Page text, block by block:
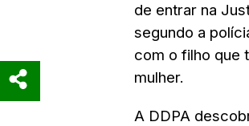
de entrar na
segundo a
com o filho que
mulher.
A DDPA